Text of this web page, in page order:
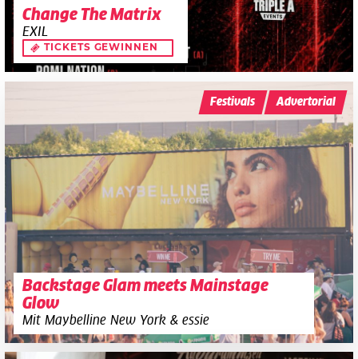
Change The Matrix
EXIL
TICKETS GEWINNEN
Backstage Glam meets Mainstage
Glow
Mit Maybelline New York & essie
Festivals Advertorial